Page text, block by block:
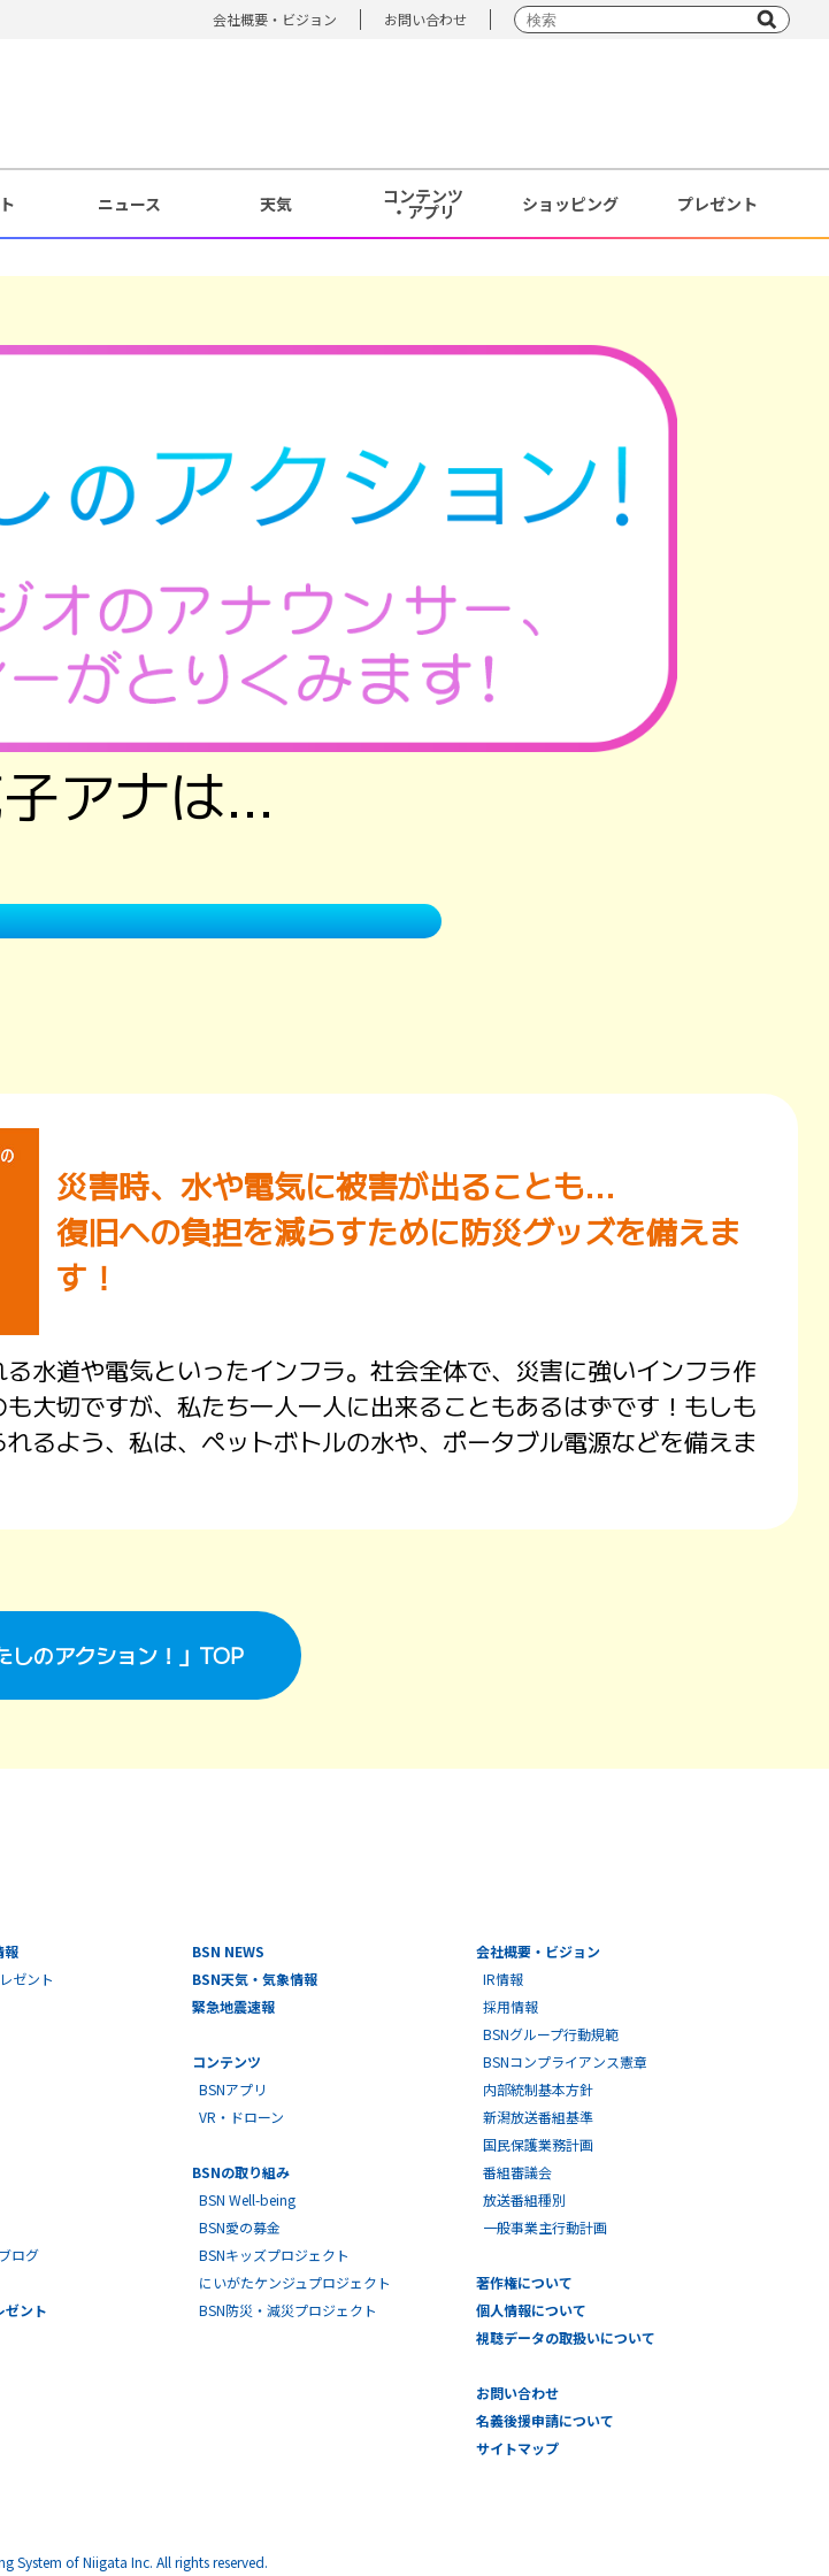
会社概要・ビジョン お問い合わせ
ニュース 天気 コンテンツ
・アプリ ショッピング プレゼント
アナは…
災害時、水や電気に被害が出ることも...
復旧への負担を減らすために防災グッズを備えま
す！
水道や電気といったインフラ。社会全体で、災害に強いインフラ作
も大切ですが、私たち一人一人に出来ることもあるはずです！もしも
るよう、私は、ペットボトルの水や、ポータブル電源などを備えま
しのアクション！」TOP
報
ゼント
ログ
ゼント
BSN NEWS
BSN天気・気象情報
緊急地震速報
コンテンツ
BSNアプリ
VR・ドローン
BSNの取り組み
BSN Well-being
BSN愛の募金
BSNキッズプロジェクト
にいがたケンジュプロジェクト
BSN防災・減災プロジェクト
会社概要・ビジョン
IR情報
採用情報
BSNグループ行動規範
BSNコンプライアンス憲章
内部統制基本方針
新潟放送番組基準
国民保護業務計画
番組審議会
放送番組種別
一般事業主行動計画
著作権について
個人情報について
視聴データの取扱いについて
お問い合わせ
名義後援申請について
サイトマップ
System of Niigata Inc. All rights reserved.